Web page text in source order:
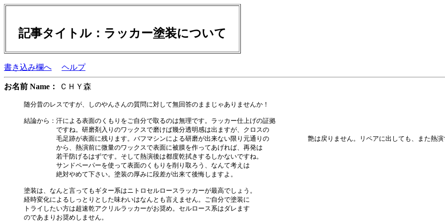
記事タイトル：ラッカー塗装について
書き込み欄へ ヘルプ
お名前 Name： ＣＨＹ森
随分昔のレスですが、しのやんさんの質問に対して無回答のままじゃありませんか！
結論から：汗による表面のくもりをご自分で取るのは無理です。ラッカー仕上げの証拠
ですね。研磨剤入りのワックスで磨けば幾分透明感は出ますが、クロスの
毛足跡が表面に残ります。バフマシンによる研磨が出来ない限り元通りの　　　　　　艶は戻りません。リペアに出しても、また熱演
から、熱演前に微量のワックスで表面に被膜を作ってあげれば、再発は
若干防げるはずです。そして熱演後は都度乾拭きするしかないですね。
サンドペーパーを使って表面のくもりを削り取ろう、なんて考えは
絶対やめて下さい。塗装の厚みに段差が出来て後悔しますよ。
塗装は、なんと言ってもギター系はニトロセルロースラッカーが最高でしょう。
経時変化によるしっとりとした味わいはなんとも言えません。ご自分で塗装に
トライしたい方は超速乾アクリルラッカーがお奨め。セルロース系はダレます
のであまりお奨めしません。